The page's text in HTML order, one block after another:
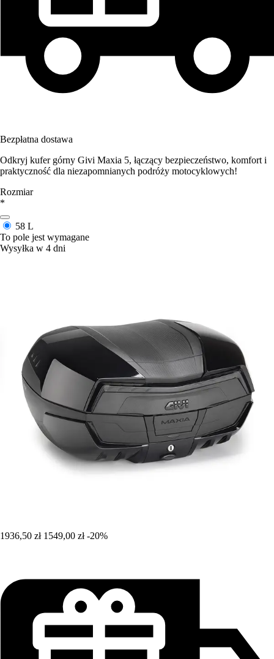
Bezpłatna dostawa
Odkryj kufer górny Givi Maxia 5, łączący bezpieczeństwo, komfort i
praktyczność dla niezapomnianych podróży motocyklowych!
Rozmiar
*
58 L
To pole jest wymagane
Wysyłka w 4 dni
1936,50 zł 1549,00 zł -20%